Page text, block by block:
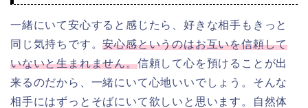
一緒にいて安心すると感じたら、好きな相手もきっと
同じ気持ちです。安心感というのはお互いを信頼して
いないと生まれません。信頼して心を預けることが出
来るのだから、一緒にいて心地いいでしょう。そんな
相手にはずっとそばにいて欲しいと思います。自然体